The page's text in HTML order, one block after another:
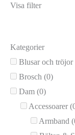
Visa filter
Kategorier
Blusar och tröjor
Brosch (0)
Dam (0)
Accessoarer
Armband